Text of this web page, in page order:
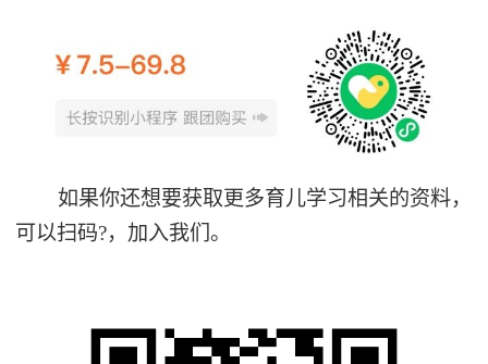
如果你还想要获取更多育儿学习相关的资料，
可以扫码?️，加入我们。